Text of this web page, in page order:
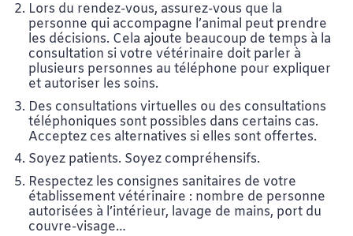
Lors du rendez-vous, assurez-vous que la
personne qui accompagne l’animal peut prendre
les décisions. Cela ajoute beaucoup de temps à la
consultation si votre vétérinaire doit parler à
plusieurs personnes au téléphone pour expliquer
et autoriser les soins.
Des consultations virtuelles ou des consultations
téléphoniques sont possibles dans certains cas.
Acceptez ces alternatives si elles sont offertes.
Soyez patients. Soyez compréhensifs.
Respectez les consignes sanitaires de votre
établissement vétérinaire : nombre de personne
autorisées à l’intérieur, lavage de mains, port du
couvre-visage…